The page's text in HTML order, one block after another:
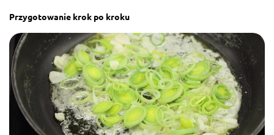
Przygotowanie krok po kroku